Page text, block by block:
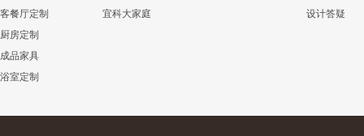
客餐厅定制
厨房定制
成品家具
浴室定制
宜科大家庭
设计答疑